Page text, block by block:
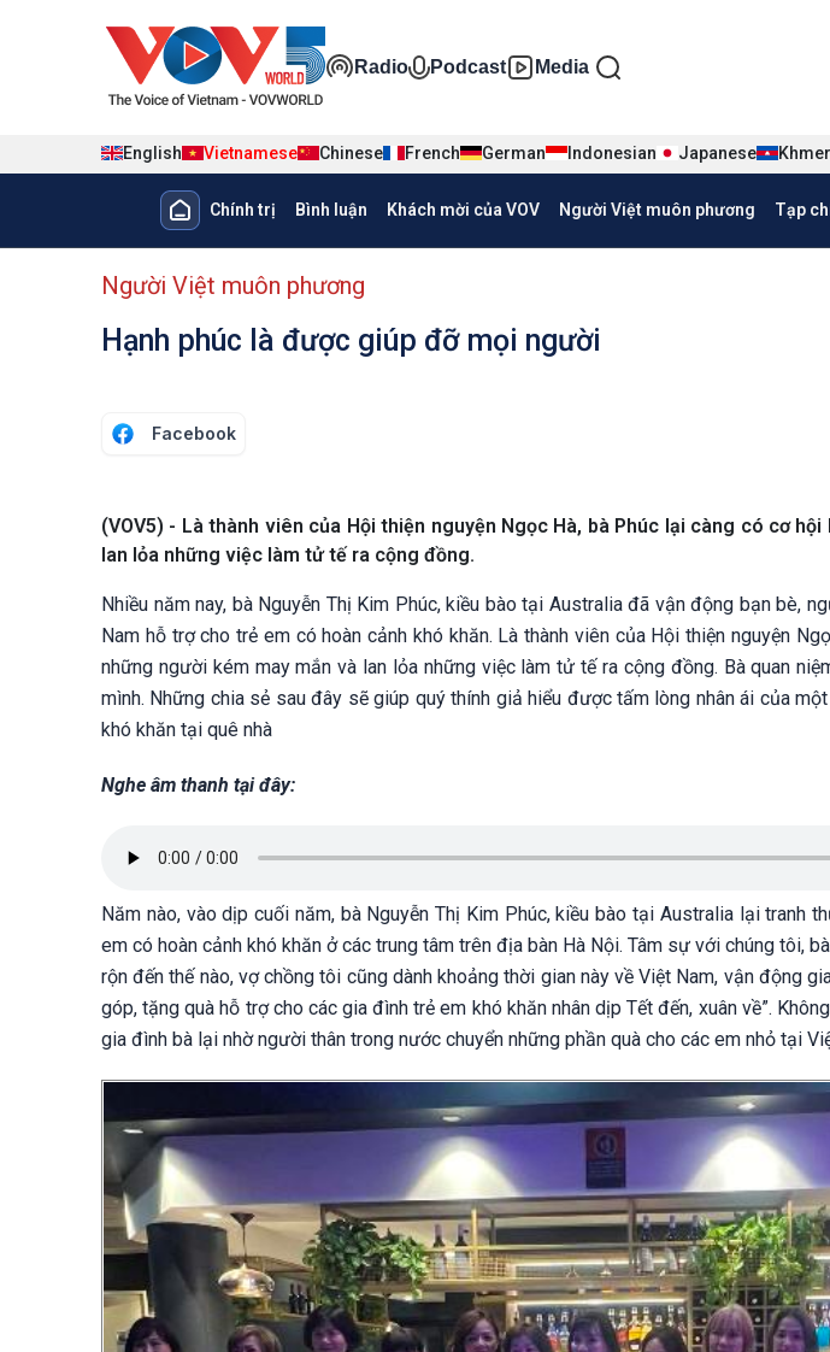
Đa phương tiện tiếng Việt
Radio Podcast Media
English Vietnamese Chinese French German Indonesian Japanese Khmer
Main navigation
Chính trị Bình luận Khách mời của VOV Người Việt muôn phương Tạp
menu phụ tiếng Việt
Người Việt muôn phương
Hạnh phúc là được giúp đỡ mọi người
Facebook
(VOV5) - Là thành viên của Hội thiện nguyện Ngọc Hà, bà Phúc lại càng có cơ
lan lỏa những việc làm tử tế ra cộng đồng.
Nhiều năm nay, bà Nguyễn Thị Kim Phúc, kiều bào tại Australia đã vận động bạn bè,
Nam hỗ trợ cho trẻ em có hoàn cảnh khó khăn. Là thành viên của Hội thiện nguyện
những người kém may mắn và lan lỏa những việc làm tử tế ra cộng đồng. Bà quan
mình. Những chia sẻ sau đây sẽ giúp quý thính giả hiểu được tấm lòng nhân ái của
khó khăn tại quê nhà
Nghe âm thanh tại đây:
Năm nào, vào dịp cuối năm, bà Nguyễn Thị Kim Phúc, kiều bào tại Australia lại tranh
em có hoàn cảnh khó khăn ở các trung tâm trên địa bàn Hà Nội. Tâm sự với chúng tôi,
rộn đến thế nào, vợ chồng tôi cũng dành khoảng thời gian này về Việt Nam, vận động
góp, tặng quà hỗ trợ cho các gia đình trẻ em khó khăn nhân dịp Tết đến, xuân về”.
gia đình bà lại nhờ người thân trong nước chuyển những phần quà cho các em nhỏ tại